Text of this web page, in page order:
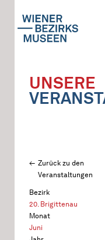
UNSERE
Zurück zu den
Veranstaltungen
Bezirk
20. Brigittenau
Monat
Juni